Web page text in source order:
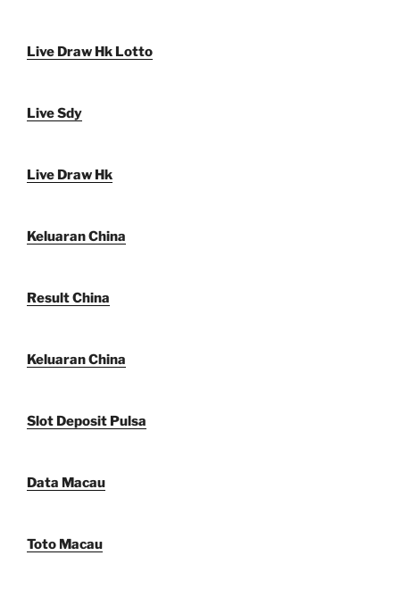
Live Draw Hk Lotto
Live Sdy
Live Draw Hk
Keluaran China
Result China
Keluaran China
Slot Deposit Pulsa
Data Macau
Toto Macau